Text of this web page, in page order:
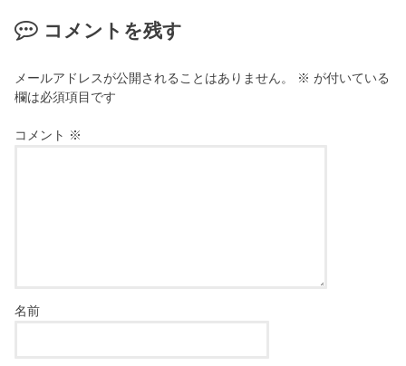
コメントを残す
メールアドレスが公開されることはありません。 ※ が付いている
欄は必須項目です
コメント ※
名前